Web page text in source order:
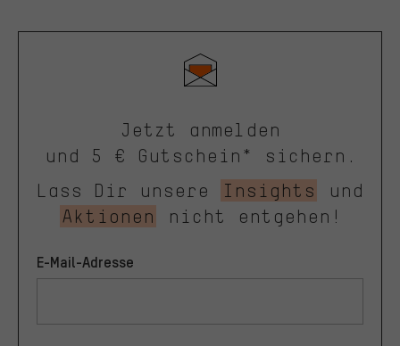
Jetzt anmelden
und 5 € Gutschein* sichern.
Lass Dir unsere
Insights
und
Aktionen
nicht entgehen!
E-Mail-Adresse